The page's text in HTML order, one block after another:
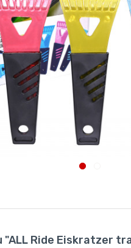
"ALL Ride Eiskratzer